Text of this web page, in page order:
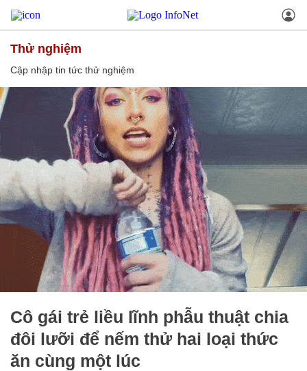
thử nghiệm
Cập nhập tin tức thử nghiệm
Cô gái trẻ liều lĩnh phẫu thuật chia
đôi lưỡi để nếm thử hai loại thức
ăn cùng một lúc